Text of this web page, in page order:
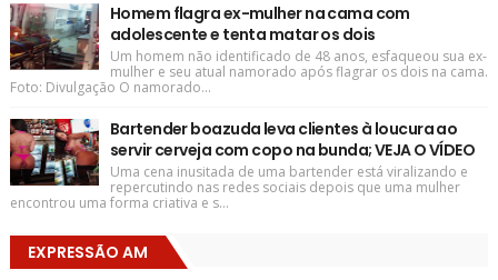
Homem flagra ex-mulher na cama com
adolescente e tenta matar os dois
Um homem não identificado de 48 anos, esfaqueou sua ex-
mulher e seu atual namorado após flagrar os dois na cama.
Foto: Divulgação O namorado...
Bartender boazuda leva clientes à loucura ao
servir cerveja com copo na bunda; VEJA O VÍDEO
Uma cena inusitada de uma bartender está viralizando e
repercutindo nas redes sociais depois que uma mulher
encontrou uma forma criativa e s...
EXPRESSÃO AM